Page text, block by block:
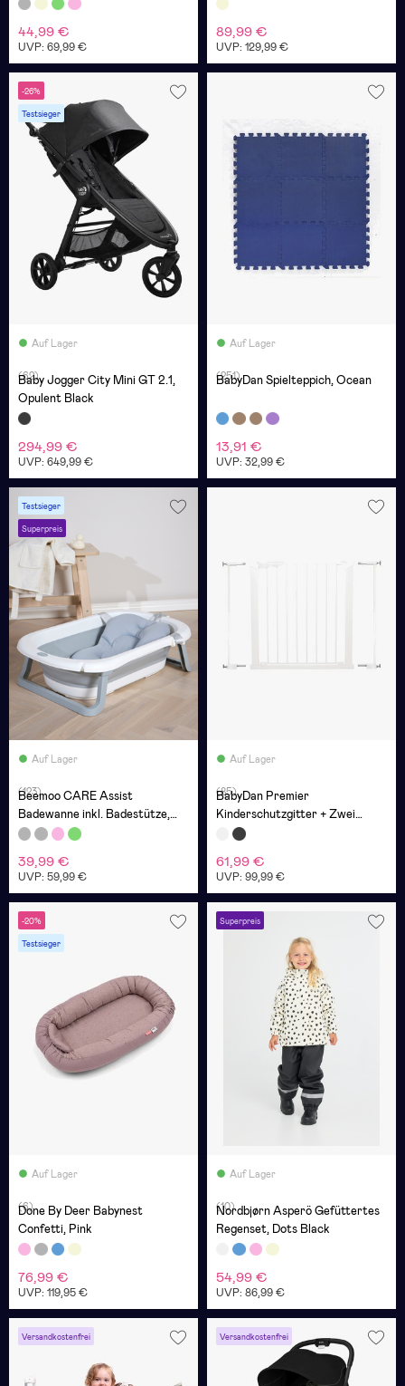
44,99 €
UVP: 69,99 €
89,99 €
UVP: 129,99 €
-26%
Testsieger
Auf Lager
(62)
Baby Jogger City Mini GT 2.1,
Opulent Black
294,99 €
UVP: 649,99 €
Auf Lager
(251)
BabyDan Spielteppich, Ocean
13,91 €
UVP: 32,99 €
Testsieger
Superpreis
Auf Lager
(123)
Beemoo CARE Assist
Badewanne inkl. Badestütze,
White/Grey
39,99 €
UVP: 59,99 €
Auf Lager
(85)
BabyDan Premier
Kinderschutzgitter + Zwei
Verlängerungen, Weiß
61,99 €
UVP: 99,99 €
-20%
Testsieger
Auf Lager
(6)
Done By Deer Babynest
Confetti, Pink
76,99 €
UVP: 119,95 €
Superpreis
Auf Lager
(10)
Nordbjørn Asperö Gefüttertes
Regenset, Dots Black
54,99 €
UVP: 86,99 €
Versandkostenfrei Versandkostenfrei